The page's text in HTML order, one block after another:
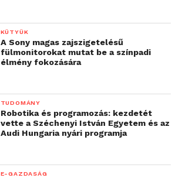
KÜTYÜK
A Sony magas zajszigetelésű
fülmonitorokat mutat be a színpadi
élmény fokozására
TUDOMÁNY
Robotika és programozás: kezdetét
vette a Széchenyi István Egyetem és az
Audi Hungaria nyári programja
E-GAZDASÁG